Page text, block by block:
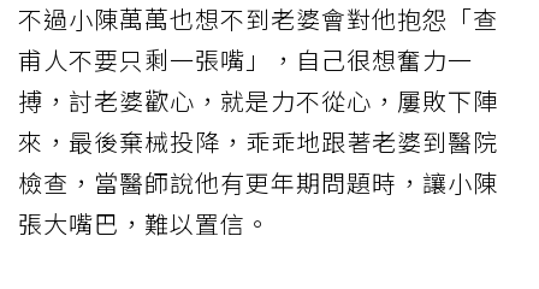
不過小陳萬萬也想不到老婆會對他抱怨「查
甫人不要只剩一張嘴」，自己很想奮力一
搏，討老婆歡心，就是力不從心，屢敗下陣
來，最後棄械投降，乖乖地跟著老婆到醫院
檢查，當醫師說他有更年期問題時，讓小陳
張大嘴巴，難以置信。